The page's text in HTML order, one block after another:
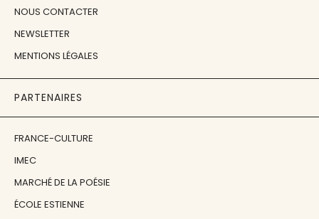
NOUS CONTACTER
NEWSLETTER
MENTIONS LÉGALES
PARTENAIRES
FRANCE-CULTURE
IMEC
MARCHÉ DE LA POÉSIE
ÉCOLE ESTIENNE